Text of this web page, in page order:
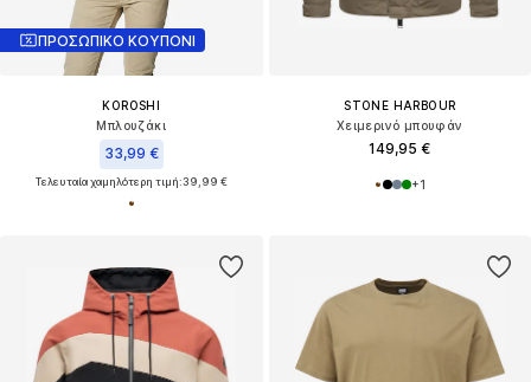
ΠΡΟΣΩΠΙΚΟ ΚΟΥΠΟΝΙ
KOROSHI
Μπλουζάκι
33,99 €
Τελευταία χαμηλότερη τιμή:39,99 €
STONE HARBOUR
Χειμερινό μπουφάν
149,95 €
+1